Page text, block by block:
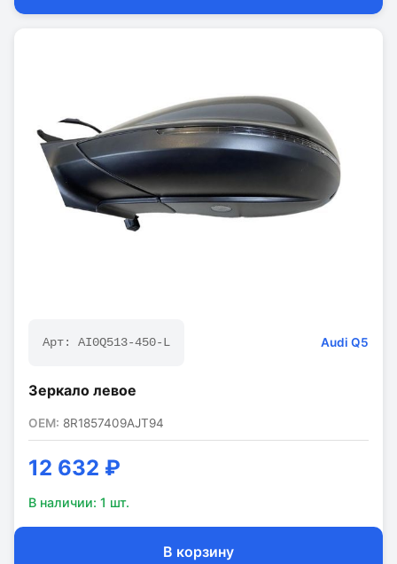
Арт: AI0Q513-450-L Audi Q5
Зеркало левое
OEM: 8R1857409AJT94
12 632 ₽
В наличии: 1 шт.
В корзину